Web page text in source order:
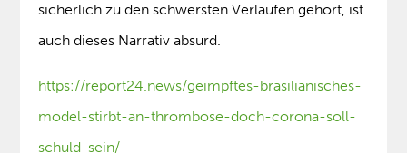
sicherlich zu den schwersten Verläufen gehört, ist
auch dieses Narrativ absurd.
https://report24.news/geimpftes-brasilianisches-
model-stirbt-an-thrombose-doch-corona-soll-
schuld-sein/